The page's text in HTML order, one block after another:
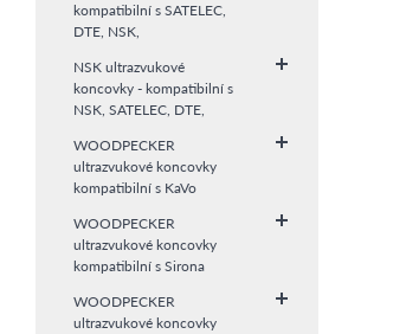
kompatibilní s SATELEC,
DTE, NSK,
NSK ultrazvukové
koncovky - kompatibilní s
NSK, SATELEC, DTE,
WOODPECKER
ultrazvukové koncovky
kompatibilní s KaVo
WOODPECKER
ultrazvukové koncovky
kompatibilní s Sirona
WOODPECKER
ultrazvukové koncovky